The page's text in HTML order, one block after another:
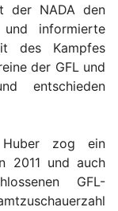
der NADA den
und informierte
des Kampfes
der GFL und
entschieden
Huber zog ein
2011 und auch
GFL-